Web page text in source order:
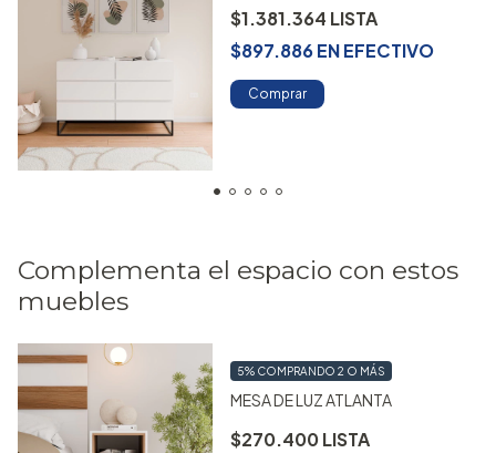
$1.381.364
$897.886ENEFECTIVO
Comprar
Complementa el espacio con estos
muebles
MESA DE LUZ ATLANTA
$270.400
5% COMPRANDO 2 O MÁS